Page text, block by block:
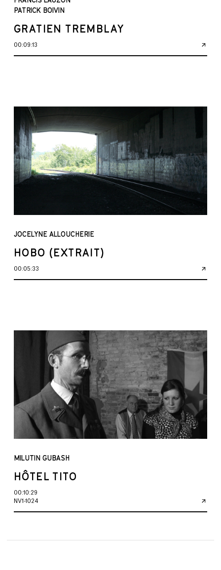
PATRICK BOIVIN
GRATIEN TREMBLAY
00:09:13
JOCELYNE ALLOUCHERIE
HOBO (EXTRAIT)
00:05:33
MILUTIN GUBASH
HÔTEL TITO
00:10:29
NV1-1024